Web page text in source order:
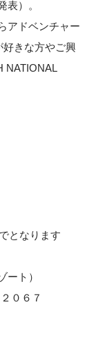
表）。
アドベンチャー
好きな方やご興
NATIONAL
となります
ート）
０６７